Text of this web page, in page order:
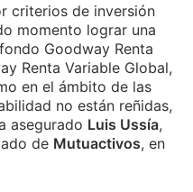
criterios de inversión
momento lograr una
Goodway Renta
Renta Variable Global,
en el ámbito de las
no están reñidas,
asegurado Luis Ussía,
de Mutuactivos, en